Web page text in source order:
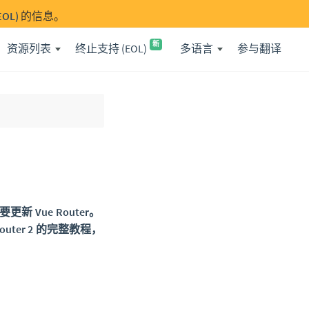
的信息。
资源列表 终止支持 (EOL) 新 多语言 参与翻译
更新 Vue Router。
2 的完整教程，